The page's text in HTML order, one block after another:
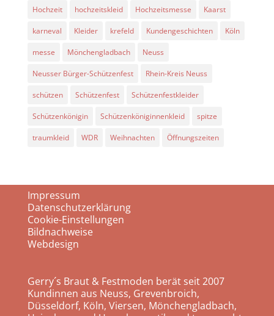
Hochzeit hochzeitskleid Hochzeitsmesse Kaarst
karneval Kleider krefeld Kundengeschichten Köln
messe Mönchengladbach Neuss
Neusser Bürger-Schützenfest Rhein-Kreis Neuss
schützen Schützenfest Schützenfestkleider
Schützenkönigin Schützenköniginnenkleid spitze
traumkleid WDR Weihnachten Öffnungszeiten
Impressum
Datenschutzerklärung
Cookie-Einstellungen
Bildnachweise
Webdesign
Gerry´s Braut & Festmoden berät seit 2007
Kundinnen aus Neuss, Grevenbroich,
Düsseldorf, Köln, Viersen, Mönchengladbach,